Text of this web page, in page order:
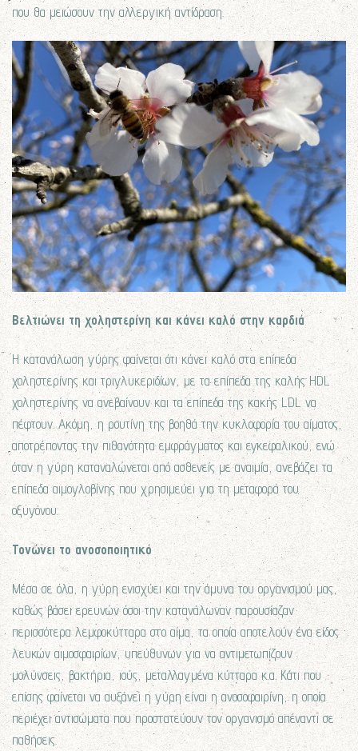
που θα μειώσουν την αλλεργική αντίδραση.
Βελτιώνει τη χοληστερίνη και κάνει καλό στην καρδιά
Η κατανάλωση γύρης φαίνεται ότι κάνει καλό στα επίπεδα
χοληστερίνης και τριγλυκεριδίων, με τα επίπεδα της καλής HDL
χοληστερίνης να ανεβαίνουν και τα επίπεδα της κακής LDL να
πέφτουν. Ακόμη, η ρουτίνη της βοηθά την κυκλοφορία του αίματος,
αποτρέποντας την πιθανότητα εμφράγματος και εγκεφαλικού, ενώ
όταν η γύρη καταναλώνεται από ασθενείς με αναιμία, ανεβάζει τα
επίπεδα αιμογλοβίνης που χρησιμεύει για τη μεταφορά του
οξυγόνου.
Τονώνει το ανοσοποιητικό
Μέσα σε όλα, η γύρη ενισχύει και την άμυνα του οργανισμού μας,
καθώς βάσει ερευνών όσοι την κατανάλωναν παρουσίαζαν
περισσότερα λεμφοκύτταρα στο αίμα, τα οποία αποτελούν ένα είδος
λευκών αιμοσφαιρίων, υπεύθυνων για να αντιμετωπίζουν
μολύνσεις, βακτήρια, ιούς, μεταλλαγμένα κύτταρα κ.α. Κάτι που
επίσης φαίνεται να αυξάνει η γύρη είναι η ανοσοφαιρίνη, η οποία
περιέχει αντισώματα που προστατεύουν τον οργανισμό απέναντι σε
παθήσεις.